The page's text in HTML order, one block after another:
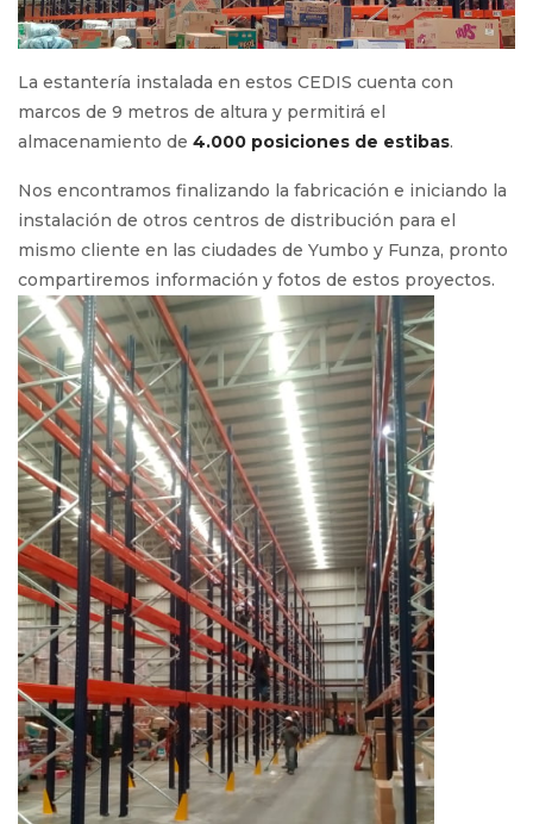
La estantería instalada en estos CEDIS cuenta con
marcos de 9 metros de altura y permitirá el
almacenamiento de 4.000 posiciones de estibas.
Nos encontramos finalizando la fabricación e iniciando la
instalación de otros centros de distribución para el
mismo cliente en las ciudades de Yumbo y Funza, pronto
compartiremos información y fotos de estos proyectos.